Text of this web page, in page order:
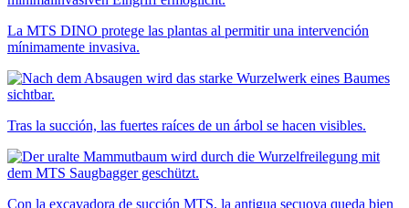
La MTS DINO protege las plantas al permitir una intervención
mínimamente invasiva.
Tras la succión, las fuertes raíces de un árbol se hacen visibles.
Con la excavadora de succión MTS, la antigua secuoya queda bien